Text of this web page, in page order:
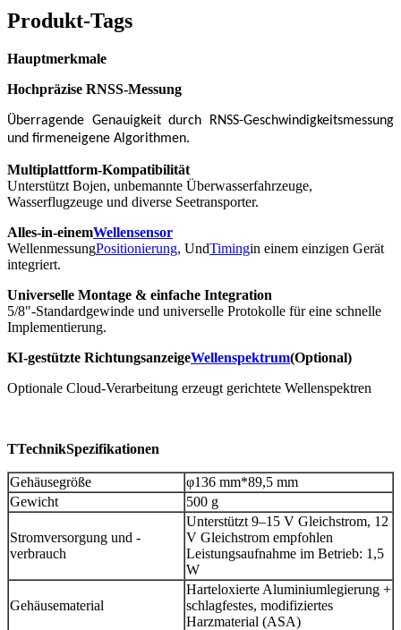
Produkt-Tags
Hauptmerkmale
Hochpräzise RNSS-Messung
Überragende Genauigkeit durch RNSS-Geschwindigkeitsmessung
und firmeneigene Algorithmen.
Multiplattform-Kompatibilität
Unterstützt Bojen, unbemannte Überwasserfahrzeuge,
Wasserflugzeuge und diverse Seetransporter.
Alles-in-einemWellensensor
WellenmessungPositionierung, UndTimingin einem einzigen Gerät
integriert.
Universelle Montage & einfache Integration
5/8″-Standardgewinde und universelle Protokolle für eine schnelle
Implementierung.
KI-gestützte RichtungsanzeigeWellenspektrum(Optional)
Optionale Cloud-Verarbeitung erzeugt gerichtete Wellenspektren
TTechnikSpezifikationen
Gehäusegröße
φ136 mm*89,5 mm
Gewicht
500 g
Stromversorgung und -
verbrauch
Unterstützt 9–15 V Gleichstrom, 12
V Gleichstrom empfohlen
Leistungsaufnahme im Betrieb: 1,5
W
Gehäusematerial
Harteloxierte Aluminiumlegierung +
schlagfestes, modifiziertes
Harzmaterial (ASA)